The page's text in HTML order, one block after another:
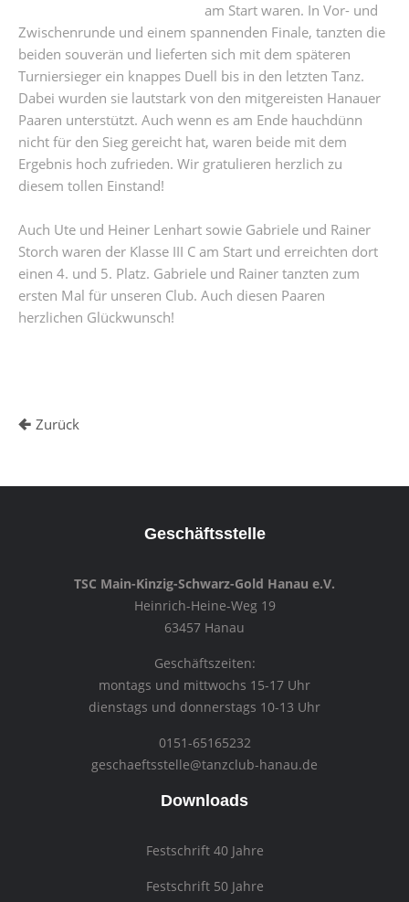
am Start waren. In Vor- und
Zwischenrunde und einem spannenden Finale, tanzten die
beiden souverän und lieferten sich mit dem späteren
Turniersieger ein knappes Duell bis in den letzten Tanz.
Dabei wurden sie lautstark von den mitgereisten Hanauer
Paaren unterstützt. Auch wenn es am Ende hauchdünn
nicht für den Sieg gereicht hat, waren beide mit dem
Ergebnis hoch zufrieden. Wir gratulieren herzlich zu
diesem tollen Einstand!
Auch Ute und Heiner Lenhart sowie Gabriele und Rainer
Storch waren der Klasse III C am Start und erreichten dort
einen 4. und 5. Platz. Gabriele und Rainer tanzten zum
ersten Mal für unseren Club. Auch diesen Paaren
herzlichen Glückwunsch!
Zurück
Geschäftsstelle
TSC Main-Kinzig-Schwarz-Gold Hanau e.V.
Heinrich-Heine-Weg 19
63457 Hanau
Geschäftszeiten:
montags und mittwochs 15-17 Uhr
dienstags und donnerstags 10-13 Uhr
0151-65165232
geschaeftsstelle@tanzclub-hanau.de
Downloads
Festschrift 40 Jahre
Festschrift 50 Jahre